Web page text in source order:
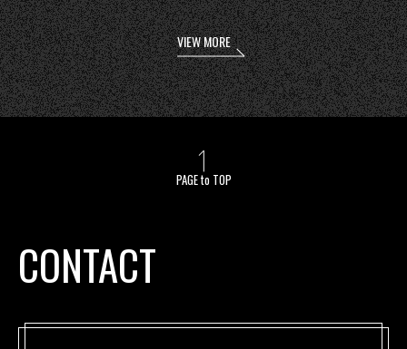
VIEW MORE
PAGE to TOP
CONTACT